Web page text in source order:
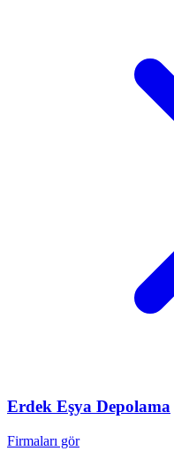
Erdek Eşya Depolama
Firmaları gör